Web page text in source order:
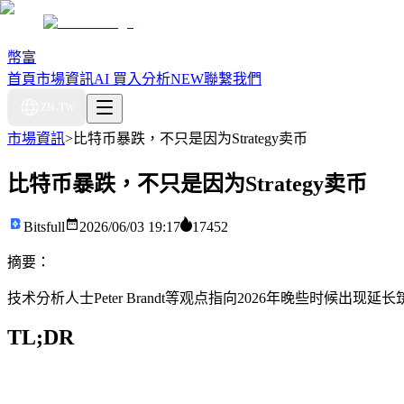
幣富
首頁市場資訊AI 買入分析NEW聯繫我們
市場資訊>比特币暴跌，不只是因为Strategy卖币
比特币暴跌，不只是因为Strategy卖币
Bitsfull 2026/06/03 19:17 17452
摘要：
技术分析人士Peter Brandt等观点指向2026年晚些时候出现延长
TL;DR